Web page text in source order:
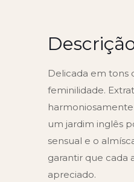
Delicada em tons
feminilidade.
um jardim inglês
sensual e o
garantir que cada
apreciado.